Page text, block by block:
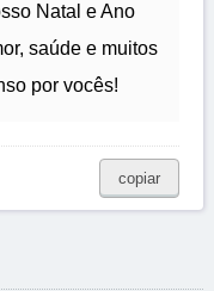
Natal e Ano
saúde e muitos
por vocês!
copiar